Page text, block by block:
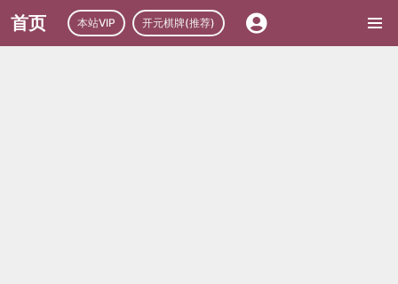
首页 本站VIP 开元棋牌(推荐)